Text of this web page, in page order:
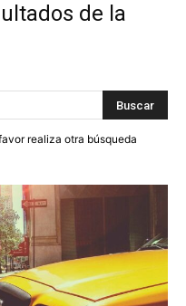
de la
realiza otra búsqueda